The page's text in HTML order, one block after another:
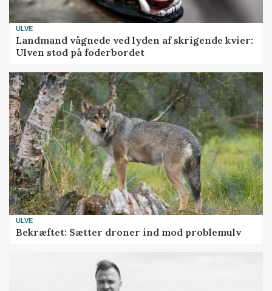
ULVE
Landmand vågnede ved lyden af skrigende kvier:
Ulven stod på foderbordet
ULVE
Bekræftet: Sætter droner ind mod problemulv